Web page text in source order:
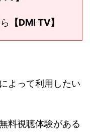
【DMI TV】
よって利用したい
料視聴体験がある